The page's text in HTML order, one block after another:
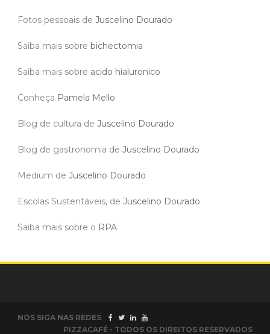
Fotos pessoais de Juscelino Dourado
Saiba mais sobre bichectomia
Saiba mais sobre acido hialuronico
Conheça Pamela Mello
Blog de cultura de Juscelino Dourado
Blog de gastronomia de Juscelino Dourado
Medium de Juscelino Dourado
Escolas Sustentáveis, de Juscelino Dourado
Saiba mais sobre o RPA
NOS SIGA NAS REDES
PIZZACAFÉ - TODOS OS DIREITOS RESERVADOS